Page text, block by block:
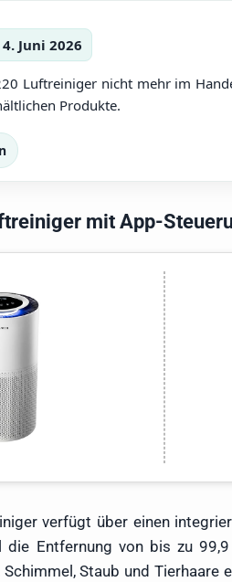
Juni 2026
Luftreiniger nicht mehr im
Produkte.
mit App-
verfügt über einen
die Entfernung von bis zu
Schimmel, Staub und